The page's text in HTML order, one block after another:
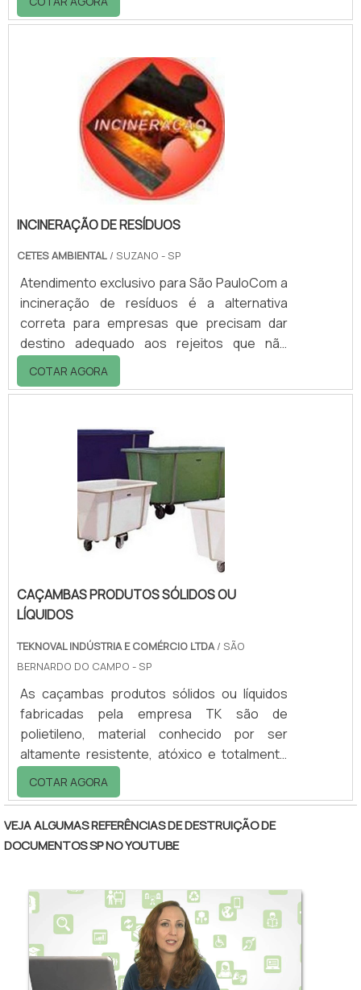
ambientais.Características
protetores para tambor não possuem
emendas ou soldas, possuem uma tampa
100% lacrada que, ao ser rosqueada, sem
deixar escapar nenhum líquido mesmo que
tambor esteja na posição horizontal. O que
faz com que todos itens a ser inseridos,
INCINERAÇÃO DE RESÍDUOS
CETES AMBIENTAL / SUZANO - SP
Atendimento exclusivo para São PauloCom a
incineração de resíduos é a alternativa
correta para empresas que precisam dar
destino adequado aos rejeitos que não
podem ser reaproveitados. Grandes setores
industriais como químico, agrícola, eletrônico,
perigosos. Os resíduos são na realidade os
rejeitos de um processo de fabricação e que
podem ou não tornam-se em insumos para
outras atividades produtivas.A incineração
de resíduos é uma das formas utilizadas pa.
COTAR AGORA
CAÇAMBAS PRODUTOS SÓLIDOS OU
LÍQUIDOS
TEKNOVAL INDÚSTRIA E COMÉRCIO LTDA/ SÃO
BERNARDO DO CAMPO - SP
As caçambas produtos sólidos ou líquidos
fabricadas pela empresa TK são de
polietileno, material conhecido por ser
altamente resistente, atóxico e totalmente
impermeável.Principais aptidõesEssas
caçambas de produtos líquidos são dotados
de dreno para escoamento de líquidos em
geral, o que proporciona fácil, rápida e
eficiente limpeza.Possui 04 rodízios, sendo
diversas capacidades e medidas.Quer saber
mais? Clique abaixo e solicite sem
compromisso um orça.
COTAR AGORA
VEJA ALGUMAS REFERÊNCIAS DE DESTRUIÇÃO DE
DOCUMENTOS SP NO YOUTUBE